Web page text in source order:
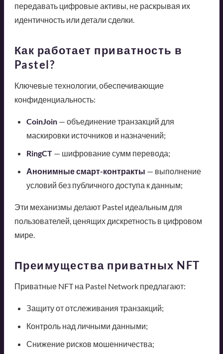
передавать цифровые активы, не раскрывая их
идентичность или детали сделки.
Как работает приватность в
Pastel?
Ключевые технологии, обеспечивающие
конфиденциальность:
CoinJoin— объединение транзакций для
маскировки источников и назначений;
RingCT— шифрование сумм перевода;
Анонимные смарт-контракты — выполнение
условий без публичного доступа к данным;
Эти механизмы делают Pastel идеальным для
пользователей, ценящих дискретность в цифровом
мире.
Преимущества приватных NFT
Приватные NFT на Pastel Network предлагают:
Защиту от отслеживания транзакций;
Контроль над личными данными;
Снижение рисков мошенничества;